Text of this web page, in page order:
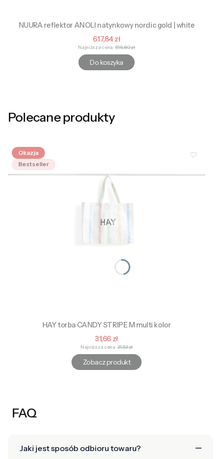
NUURA reflektor ANOLI natynkowy nordic gold | white
Cena promocyjna
617,84 zł
Najniższa cena: 616,80 zł
Do koszyka
Polecane produkty
Okazja
Bestseller
HAY torba CANDY STRIPE M multi kolor
Cena promocyjna
31,66 zł
Najniższa cena: 31,63 zł
Zobacz produkt
FAQ
Jaki jest sposób odbioru towaru?